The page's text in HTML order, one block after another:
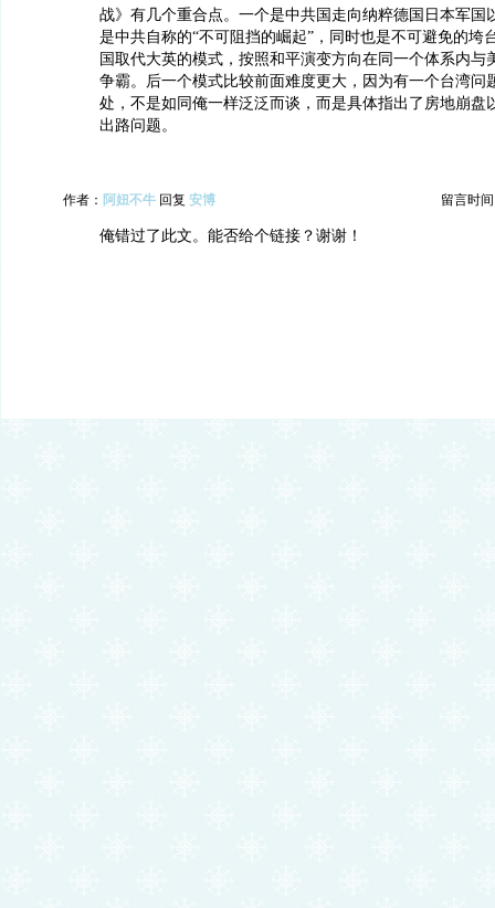
战》有几个重合点。一个是中共国走向纳粹德国日本军国
是中共自称的“不可阻挡的崛起”，同时也是不可避免的垮
国取代大英的模式，按照和平演变方向在同一个体系内与
争霸。后一个模式比较前面难度更大，因为有一个台湾问
处，不是如同俺一样泛泛而谈，而是具体指出了房地崩盘
出路问题。
作者： 阿妞不牛 回复 安博 留言时间
俺错过了此文。能否给个链接？谢谢！